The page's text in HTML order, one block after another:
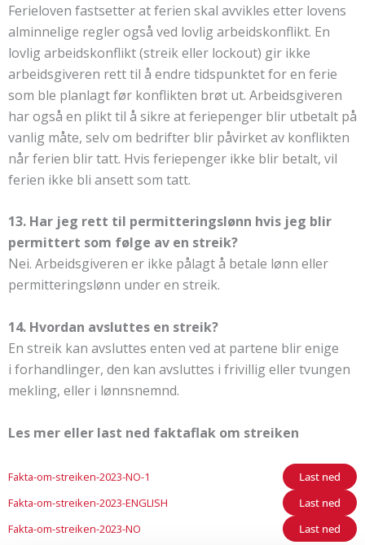
Ferieloven fastsetter at ferien skal avvikles etter lovens
alminnelige regler også ved lovlig arbeidskonflikt. En
lovlig arbeidskonflikt (streik eller lockout) gir ikke
arbeidsgiveren rett til å endre tidspunktet for en ferie
som ble planlagt før konflikten brøt ut. Arbeidsgiveren
har også en plikt til å sikre at feriepenger blir utbetalt på
vanlig måte, selv om bedrifter blir påvirket av konflikten
når ferien blir tatt. Hvis feriepenger ikke blir betalt, vil
ferien ikke bli ansett som tatt.
13. Har jeg rett til permitteringslønn hvis jeg blir
permittert som følge av en streik?
Nei. Arbeidsgiveren er ikke pålagt å betale lønn eller
permitteringslønn under en streik.
14. Hvordan avsluttes en streik?
En streik kan avsluttes enten ved at partene blir enige
i forhandlinger, den kan avsluttes i frivillig eller tvungen
mekling, eller i lønnsnemnd.
Les mer eller last ned faktaflak om streiken
Fakta-om-streiken-2023-NO-1
Last ned
Fakta-om-streiken-2023-ENGLISH
Last ned
Fakta-om-streiken-2023-NO
Last ned